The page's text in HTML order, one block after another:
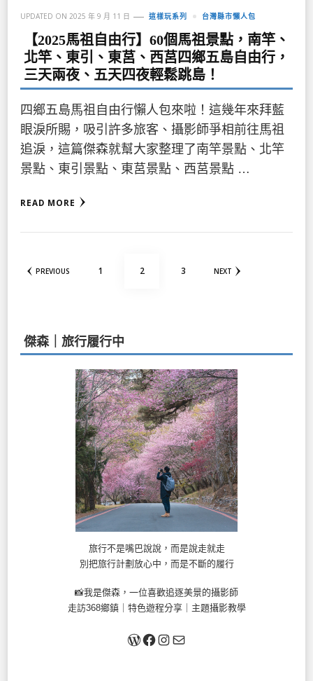
UPDATED ON 2025 年 9 月 11 日 這樣玩系列 台灣縣市懶人包
【2025馬祖自由行】60個馬祖景點，南竿、
北竿、東引、東莒、西莒四鄉五島自由行，
三天兩夜、五天四夜輕鬆跳島！
四鄉五島馬祖自由行懶人包來啦！這幾年來拜藍
眼淚所賜，吸引許多旅客、攝影師爭相前往馬祖
追淚，這篇傑森就幫大家整理了南竿景點、北竿
景點、東引景點、東莒景點、西莒景點 …
READ MORE
章 PREVIOUS PAGE
1 PAGE
2 PAGE
3 NEXT
傑森｜旅行履行中
旅行不是嘴巴說說，而是說走就走
別把旅行計劃放心中，而是不斷的履行
📸我是傑森，一位喜歡追逐美景的攝影師
走訪368鄉鎮｜特色遊程分享｜主題攝影教學
關於我 Facebook
Instagram